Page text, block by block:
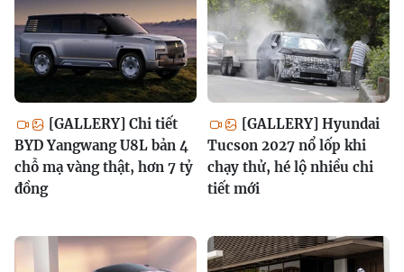
[GALLERY] Chi tiết
BYD Yangwang U8L bản 4
chỗ mạ vàng thật, hơn 7 tỷ
đồng
[GALLERY] Hyundai
Tucson 2027 nổ lốp khi
chạy thử, hé lộ nhiều chi
tiết mới